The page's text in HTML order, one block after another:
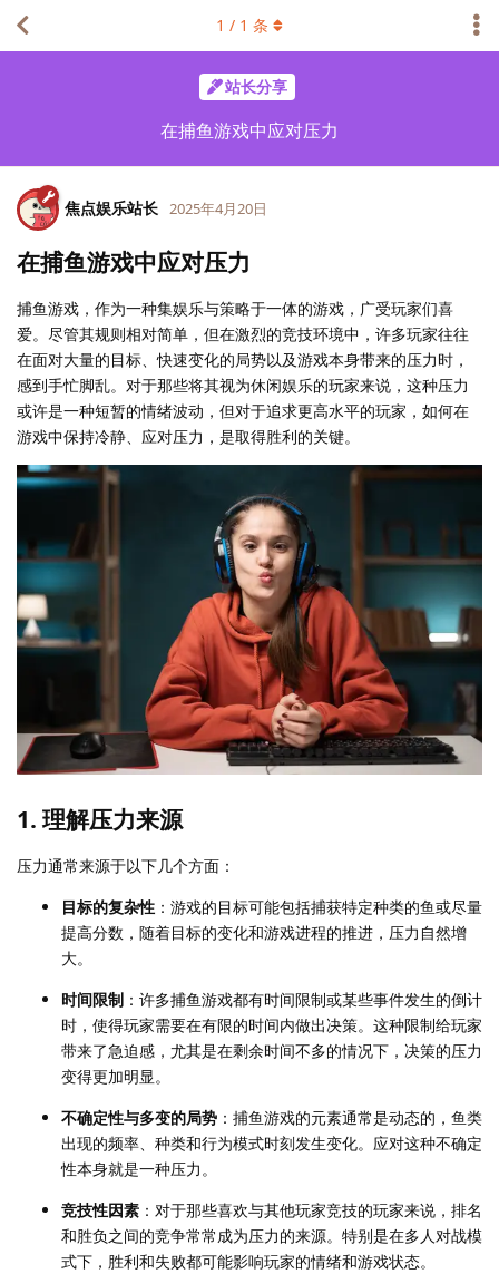
站长分享
在捕鱼游戏中应对压力
1 / 1 条
焦点娱乐站长 2025年4月20日
在捕鱼游戏中应对压力
捕鱼游戏，作为一种集娱乐与策略于一体的游戏，广受玩家们喜
爱。尽管其规则相对简单，但在激烈的竞技环境中，许多玩家往往
在面对大量的目标、快速变化的局势以及游戏本身带来的压力时，
感到手忙脚乱。对于那些将其视为休闲娱乐的玩家来说，这种压力
或许是一种短暂的情绪波动，但对于追求更高水平的玩家，如何在
游戏中保持冷静、应对压力，是取得胜利的关键。
1. 理解压力来源
压力通常来源于以下几个方面：
目标的复杂性 ：游戏的目标可能包括捕获特定种类的鱼或尽量
提高分数，随着目标的变化和游戏进程的推进，压力自然增
大。
时间限制 ：许多捕鱼游戏都有时间限制或某些事件发生的倒计
时，使得玩家需要在有限的时间内做出决策。这种限制给玩家
带来了急迫感，尤其是在剩余时间不多的情况下，决策的压力
变得更加明显。
不确定性与多变的局势 ：捕鱼游戏的元素通常是动态的，鱼类
出现的频率、种类和行为模式时刻发生变化。应对这种不确定
性本身就是一种压力。
竞技性因素 ：对于那些喜欢与其他玩家竞技的玩家来说，排名
和胜负之间的竞争常常成为压力的来源。特别是在多人对战模
式下，胜利和失败都可能影响玩家的情绪和游戏状态。